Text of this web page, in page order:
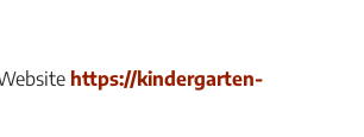
https://kindergarten-